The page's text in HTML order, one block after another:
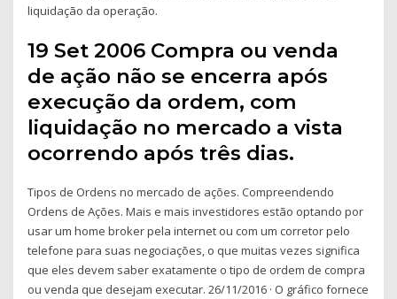
liquidação da operação.
19 Set 2006 Compra ou venda
de ação não se encerra após
execução da ordem, com
liquidação no mercado a vista
ocorrendo após três dias.
Tipos de Ordens no mercado de ações. Compreendendo
Ordens de Ações. Mais e mais investidores estão optando por
usar um home broker pela internet ou com um corretor pelo
telefone para suas negociações, o que muitas vezes significa
que eles devem saber exatamente o tipo de ordem de compra
ou venda que desejam executar. 26/11/2016 · O gráfico fornece